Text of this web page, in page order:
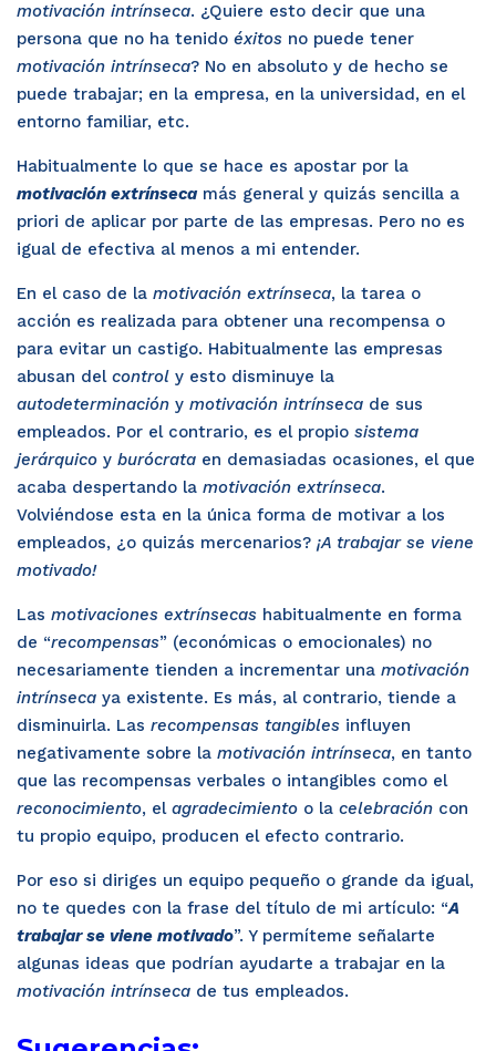
motivación intrínseca. ¿Quiere esto decir que una
persona que no ha tenido éxitos no puede tener
motivación intrínseca? No en absoluto y de hecho se
puede trabajar; en la empresa, en la universidad, en el
entorno familiar, etc.
Habitualmente lo que se hace es apostar por la
motivación extrínsecamás general y quizás sencilla a
priori de aplicar por parte de las empresas. Pero no es
igual de efectiva al menos a mi entender.
En el caso de la motivación extrínseca, la tarea o
acción es realizada para obtener una recompensa o
para evitar un castigo. Habitualmente las empresas
abusan del control y esto disminuye la
autodeterminación y motivación intrínseca de sus
empleados. Por el contrario, es el propio sistema
jerárquico y burócrata en demasiadas ocasiones, el que
acaba despertando la motivación extrínseca.
Volviéndose esta en la única forma de motivar a los
empleados, ¿o quizás mercenarios? ¡A trabajar se viene
motivado!
Las motivaciones extrínsecas habitualmente en forma
de “recompensas” (económicas o emocionales) no
necesariamente tienden a incrementar una motivación
intrínseca ya existente. Es más, al contrario, tiende a
disminuirla. Las recompensas tangibles influyen
negativamente sobre la motivación intrínseca, en tanto
que las recompensas verbales o intangibles como el
reconocimiento, el agradecimiento o la celebración con
tu propio equipo, producen el efecto contrario.
Por eso si diriges un equipo pequeño o grande da igual,
no te quedes con la frase del título de mi artículo: “A
trabajar se viene motivado”. Y permíteme señalarte
algunas ideas que podrían ayudarte a trabajar en la
motivación intrínseca de tus empleados.